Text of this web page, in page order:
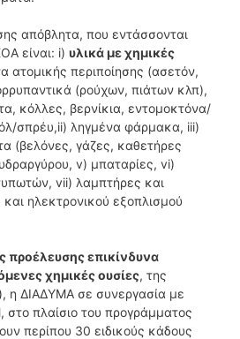
απόβλητα, που εντάσσονται
είναι: i) υλικά με χημικές
ατομικής περιποίησης (ασετόν,
(ρούχων, πιάτων κλπ),
κόλλες, βερνίκια, εντομοκτόνα/
σπρέυ,ii) ληγμένα φάρμακα, iii)
(βελόνες, γάζες, καθετήρες
v) μπαταρίες, vi)
vii) λαμπτήρες και
ηλεκτρονικού εξοπλισμού
προέλευσης επικίνδυνα
χημικές ουσίες, της
η ΔΙΑΔΥΜΑ σε συνεργασία με
πλαίσιο του προγράμματος
περίπου 30 ειδικούς κάδους